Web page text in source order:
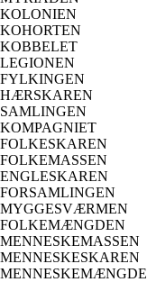
KOLONIEN
KOHORTEN
KOBBELET
LEGIONEN
FYLKINGEN
HÆRSKAREN
SAMLINGEN
KOMPAGNIET
FOLKESKAREN
FOLKEMASSEN
ENGLESKAREN
FORSAMLINGEN
MYGGESVÆRMEN
FOLKEMÆNGDEN
MENNESKEMASSEN
MENNESKESKAREN